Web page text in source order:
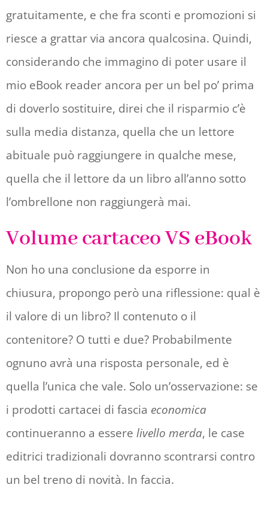
gratuitamente, e che fra sconti e promozioni si
riesce a grattar via ancora qualcosina. Quindi,
considerando che immagino di poter usare il
mio eBook reader ancora per un bel po’ prima
di doverlo sostituire, direi che il risparmio c’è
sulla media distanza, quella che un lettore
abituale può raggiungere in qualche mese,
quella che il lettore da un libro all’anno sotto
l’ombrellone non raggiungerà mai.
Volume cartaceo VS eBook
Non ho una conclusione da esporre in
chiusura, propongo però una riflessione: qual è
il valore di un libro? Il contenuto o il
contenitore? O tutti e due? Probabilmente
ognuno avrà una risposta personale, ed è
quella l’unica che vale. Solo un’osservazione: se
i prodotti cartacei di fascia economica
continueranno a essere livello merda, le case
editrici tradizionali dovranno scontrarsi contro
un bel treno di novità. In faccia.